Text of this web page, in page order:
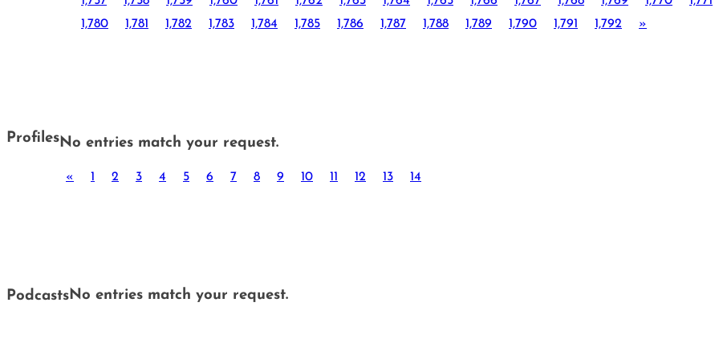
1,780
1,781 1,782 1,783 1,784 1,785 1,786 1,787 1,788 1,789 1,790 1,791 1,792 »
Profiles No entries match your request.
« 1 2 3 4 5 6 7 8 9 10 11 12 13 14
PodcastsNo entries match your request.